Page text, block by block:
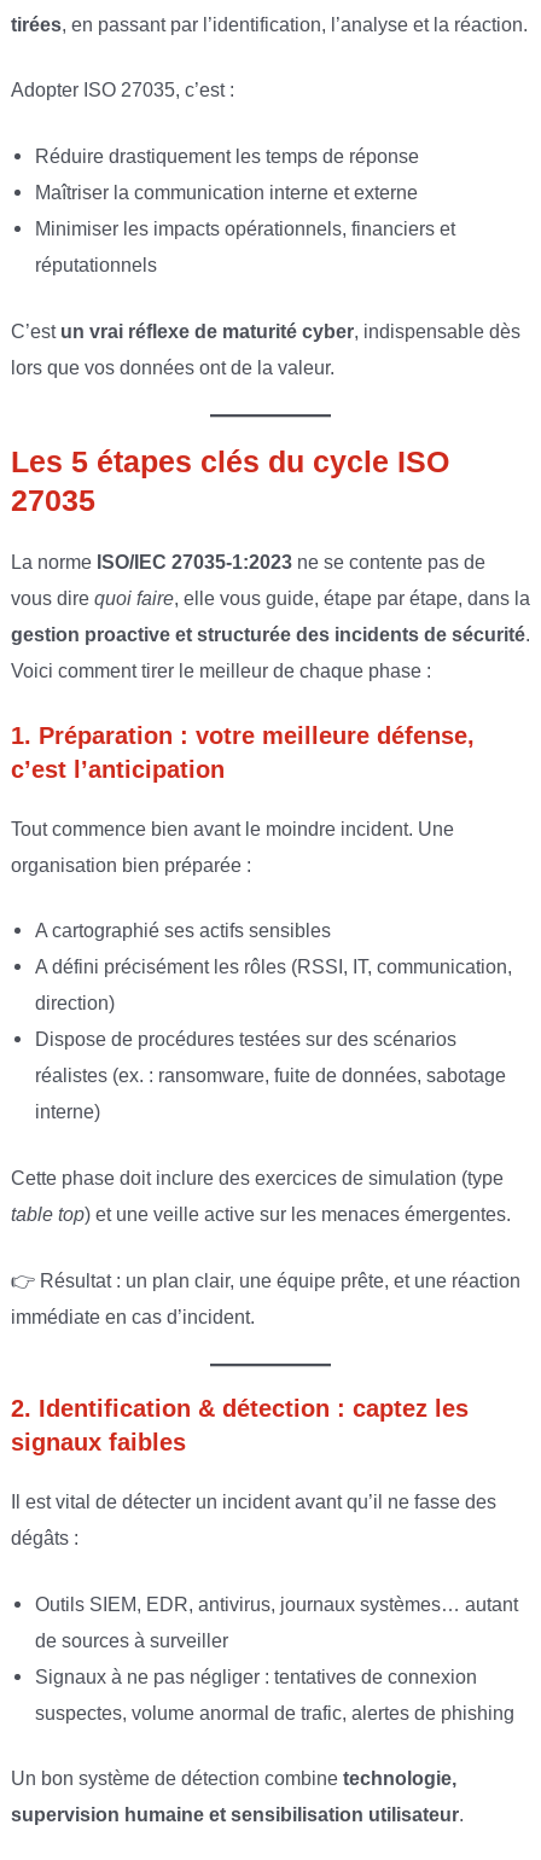
tirées, en passant par l’identification, l’analyse et la réaction.
Adopter ISO 27035, c’est :
Réduire drastiquement les temps de réponse
Maîtriser la communication interne et externe
Minimiser les impacts opérationnels, financiers et
réputationnels
C’est un vrai réflexe de maturité cyber, indispensable dès
lors que vos données ont de la valeur.
Les 5 étapes clés du cycle ISO
27035
La norme ISO/IEC 27035-1:2023ne se contente pas de
vous dire quoi faire, elle vous guide, étape par étape, dans la
gestion proactive et structurée des incidents de sécurité.
Voici comment tirer le meilleur de chaque phase :
1. Préparation : votre meilleure défense,
c’est l’anticipation
Tout commence bien avant le moindre incident. Une
organisation bien préparée :
A cartographié ses actifs sensibles
A défini précisément les rôles (RSSI, IT, communication,
direction)
Dispose de procédures testées sur des scénarios
réalistes (ex. : ransomware, fuite de données, sabotage
interne)
Cette phase doit inclure des exercices de simulation (type
table top) et une veille active sur les menaces émergentes.
👉 Résultat : un plan clair, une équipe prête, et une réaction
immédiate en cas d’incident.
2. Identification & détection : captez les
signaux faibles
Il est vital de détecter un incident avant qu’il ne fasse des
dégâts :
Outils SIEM, EDR, antivirus, journaux systèmes… autant
de sources à surveiller
Signaux à ne pas négliger : tentatives de connexion
suspectes, volume anormal de trafic, alertes de phishing
Un bon système de détection combine technologie,
supervision humaine et sensibilisation utilisateur.